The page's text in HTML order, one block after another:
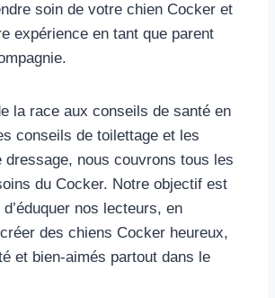
soin de votre chien Cocker et
expérience en tant que parent
la race aux conseils de santé en
conseils de toilettage et les
dressage, nous couvrons tous les
du Cocker. Notre objectif est
nos lecteurs, en
des chiens Cocker heureux,
et bien-aimés partout dans le